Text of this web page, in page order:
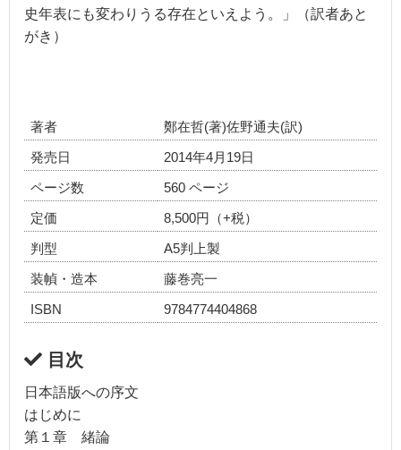
史年表にも変わりうる存在といえよう。」（訳者あと
がき）
著者 鄭在哲(著)佐野通夫(訳)
発売日 2014年4月19日
ページ数 560 ページ
定価 8,500円（+税）
判型 A5判上製
装幀・造本 藤巻亮一
ISBN 9784774404868
目次
日本語版への序文
はじめに
第１章 緒論